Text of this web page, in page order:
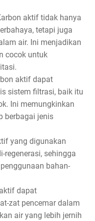
aktif tidak hanya
tetapi juga
air. Ini menjadikan
cocok untuk
aktif dapat
sistem filtrasi, baik itu
Ini memungkinkan
berbagai jenis
yang digunakan
sehingga
bahan-
dapat
zat pencemar dalam
air yang lebih jernih